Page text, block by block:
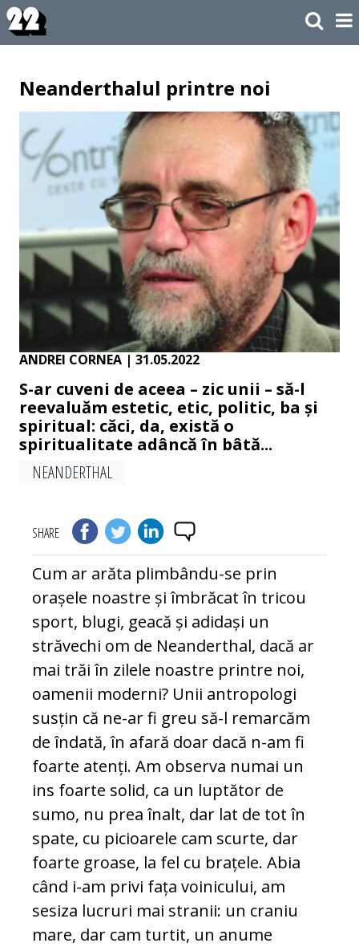
Neanderthalul printre noi
ANDREI CORNEA | 31.05.2022
S-ar cuveni de aceea – zic unii – să-l
reevaluăm estetic, etic, politic, ba și
spiritual: căci, da, există o
spiritualitate adâncă în bâtă...
NEANDERTHAL
SHARE
Cum ar arăta plimbându-se prin
orașele noastre și îmbrăcat în tricou
sport, blugi, geacă și adidași un
străvechi om de Neanderthal, dacă ar
mai trăi în zilele noastre printre noi,
oamenii moderni? Unii antropologi
susțin că ne-ar fi greu să-l remarcăm
de îndată, în afară doar dacă n-am fi
foarte atenți. Am observa numai un
ins foarte solid, ca un luptător de
sumo, nu prea înalt, dar lat de tot în
spate, cu picioarele cam scurte, dar
foarte groase, la fel cu brațele. Abia
când i-am privi fața voinicului, am
sesiza lucruri mai stranii: un craniu
mare, dar cam turtit, un anume